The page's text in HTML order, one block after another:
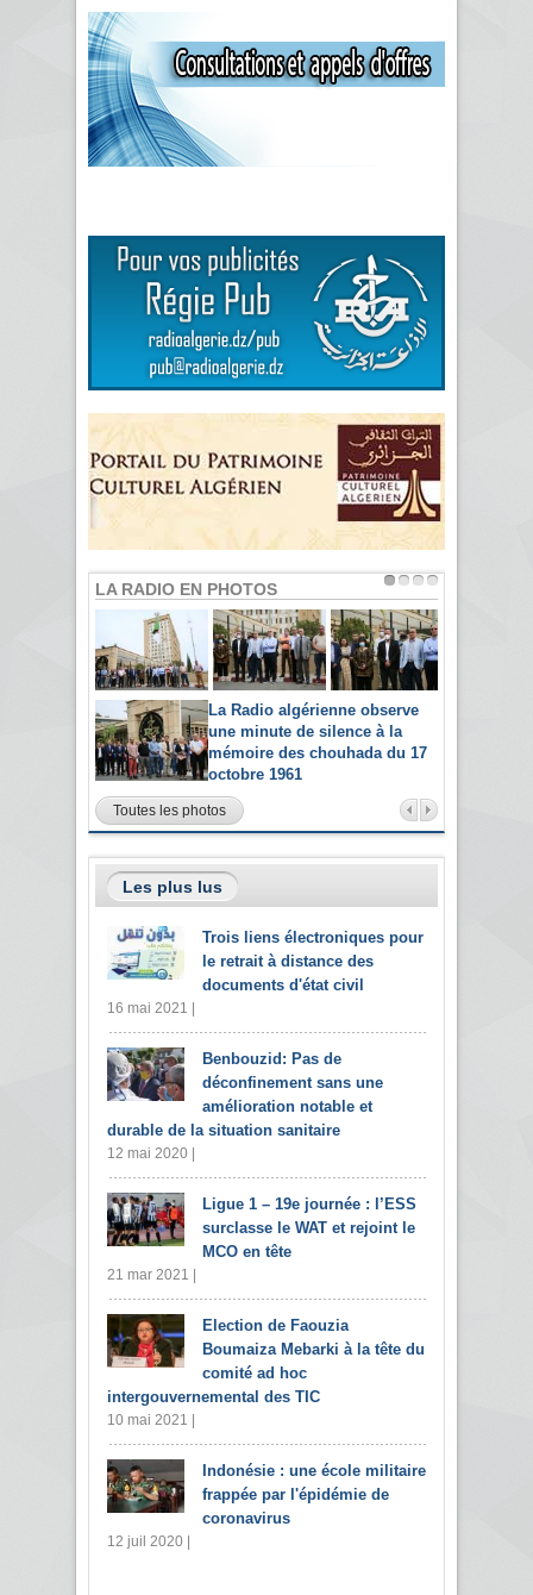
LA RADIO EN PHOTOS
La Radio algérienne observe
une minute de silence à la
mémoire des chouhada du 17
octobre 1961
Toutes les photos
Les plus lus
Trois liens électroniques pour
le retrait à distance des
documents d'état civil
16 mai 2021 |
Benbouzid: Pas de
déconfinement sans une
amélioration notable et
durable de la situation sanitaire
12 mai 2020 |
Ligue 1 – 19e journée : l’ESS
surclasse le WAT et rejoint le
MCO en tête
21 mar 2021 |
Election de Faouzia
Boumaiza Mebarki à la tête du
comité ad hoc
intergouvernemental des TIC
10 mai 2021 |
Indonésie : une école militaire
frappée par l'épidémie de
coronavirus
12 juil 2020 |